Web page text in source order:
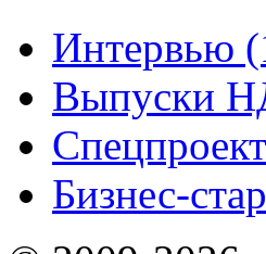
Интервью
Выпуски
Бизнес-